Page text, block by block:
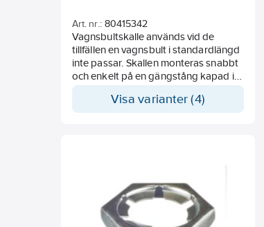
Art. nr.: 80415342
Vagnsbultskalle används vid de
tillfällen en vagnsbult i standardlängd
inte passar. Skallen monteras snabbt
och enkelt på en gängstång kapad i
Visa varianter (4)